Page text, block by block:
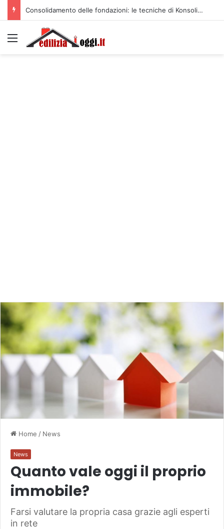
Consolidamento delle fondazioni: le tecniche di Konsolida per un risultato duraturo
Menu
Home / News
News
Quanto vale oggi il proprio
immobile?
Farsi valutare la propria casa grazie agli esperti
in rete